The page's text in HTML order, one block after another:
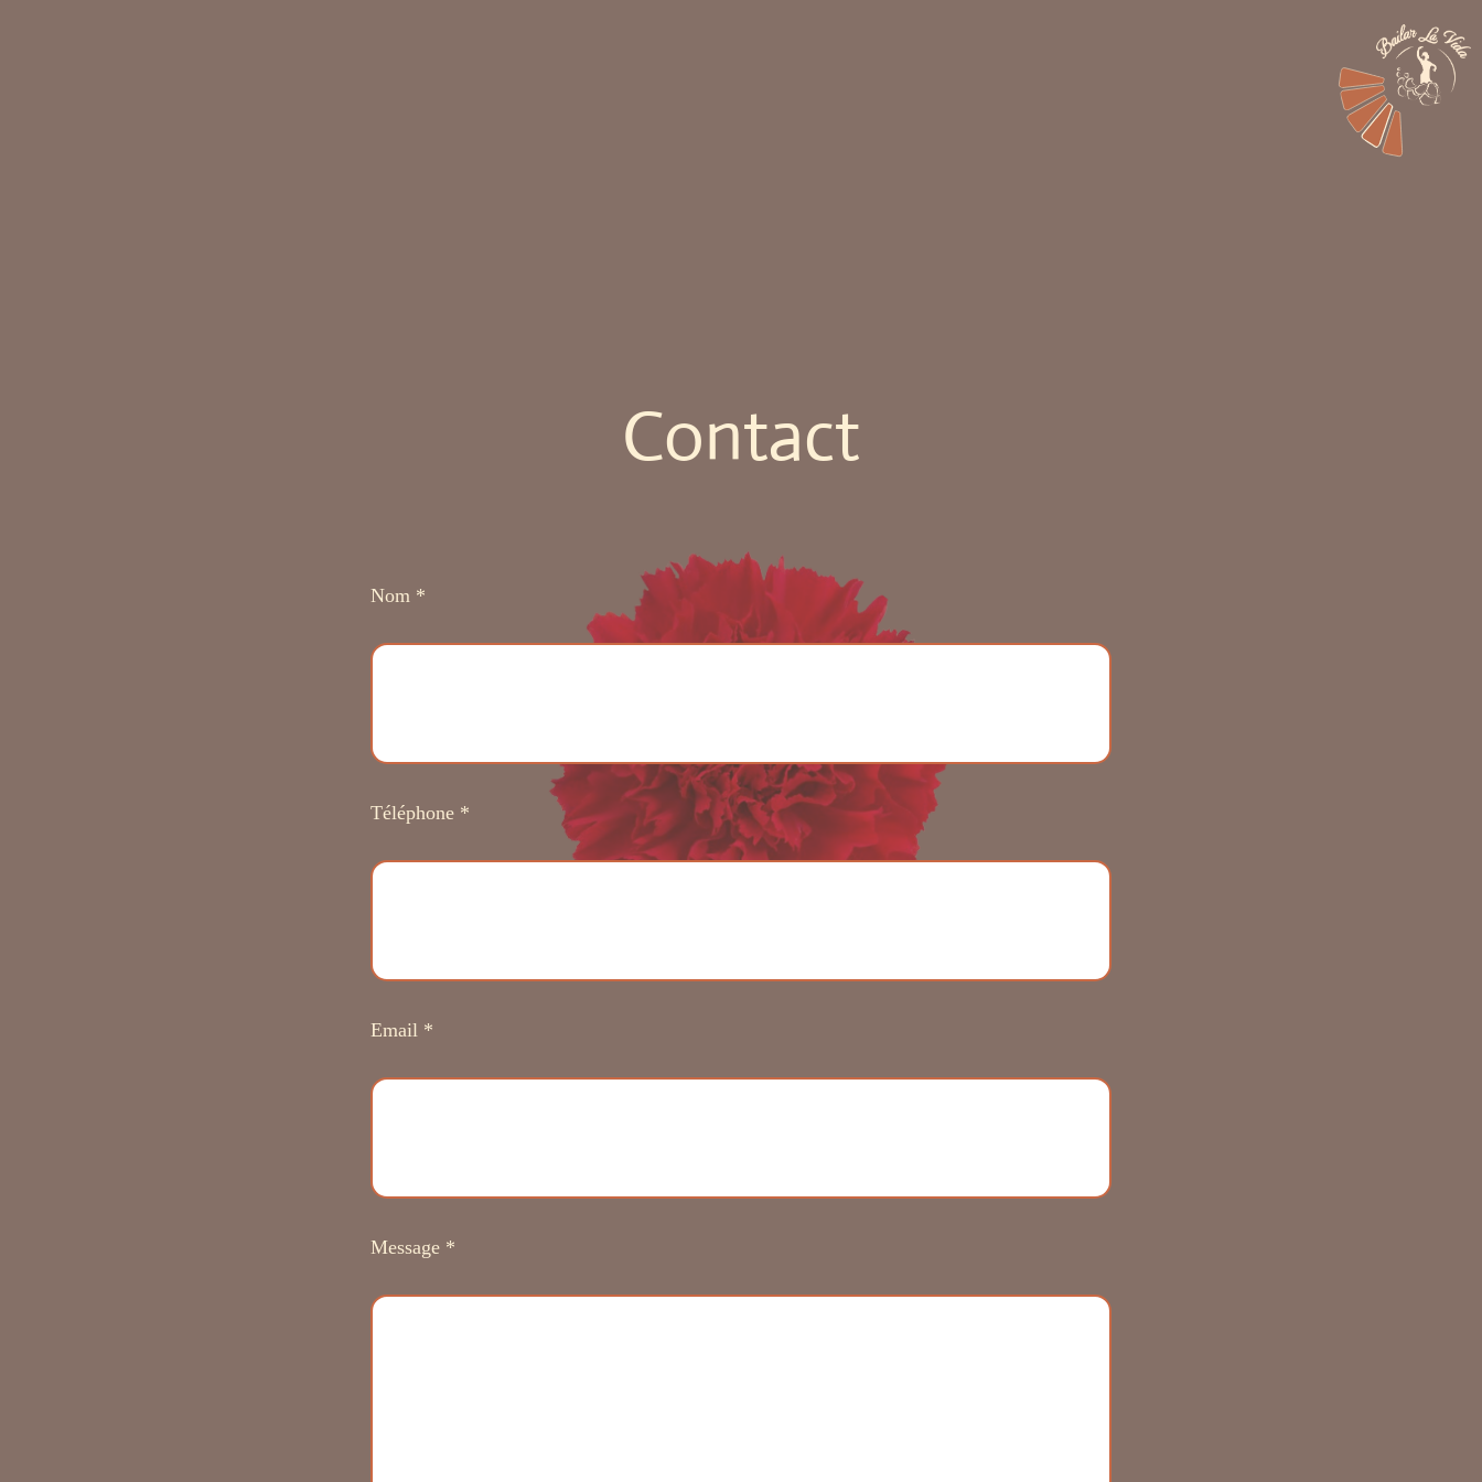
Contact
Nom *
Téléphone *
Email *
Message *